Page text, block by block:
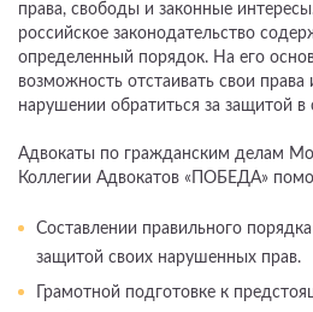
права, свободы и законные
российское законодательство
определенный порядок. На его
возможность отстаивать свои
нарушении обратиться за защитой в
Адвокаты по гражданским делам
Коллегии Адвокатов «ПОБЕДА»
Составлении правильного
защитой своих нарушенных прав.
Грамотной подготовке к